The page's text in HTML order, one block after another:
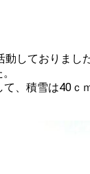
しておりまし
、積雪は40ｃ